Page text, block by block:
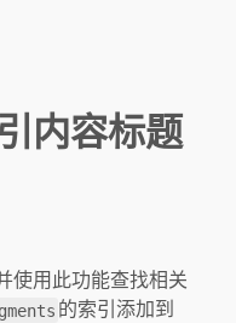
内容标题
使用此功能查找相关
的索引添加到